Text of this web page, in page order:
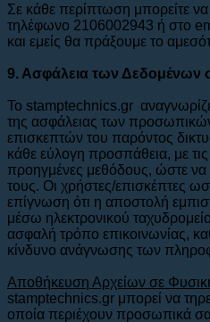
Σε κάθε περίπτωση μπορείτε
τηλέφωνο 2106002943 ή στο
και εμείς θα πράξουμε το
9. Ασφάλεια των Δεδομένων
Το stamptechnics.gr
της ασφάλειας των
επισκεπτών του παρόντος
κάθε εύλογη προσπάθεια, με
προηγμένες μεθόδους, ώστε να
τους. Οι χρήστες/επισκέπτες
επίγνωση ότι η αποστολή
μέσω ηλεκτρονικού
ασφαλή τρόπο επικοινωνίας,
κίνδυνο ανάγνωσης των
Αποθήκευση Αρχείων σε
stamptechnics.gr μπορεί να
οποία περιέχουν προσωπικά